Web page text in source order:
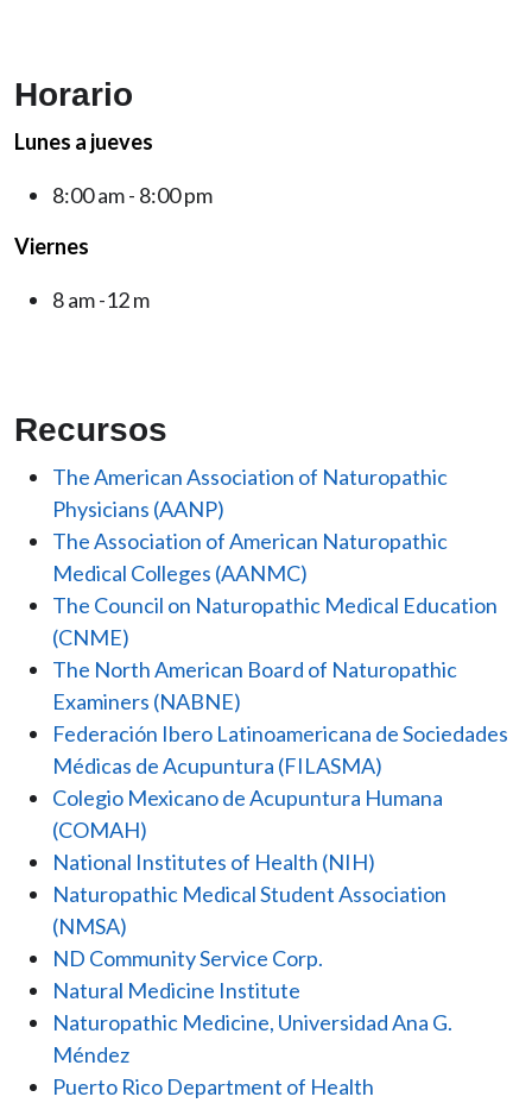
Horario
Lunes a jueves
8:00 am - 8:00 pm
Viernes
8 am -12 m
Recursos
The American Association of Naturopathic
Physicians (AANP)
The Association of American Naturopathic
Medical Colleges (AANMC)
The Council on Naturopathic Medical Education
(CNME)
The North American Board of Naturopathic
Examiners (NABNE)
Federación Ibero Latinoamericana de Sociedades
Médicas de Acupuntura (FILASMA)
Colegio Mexicano de Acupuntura Humana
(COMAH)
National Institutes of Health (NIH)
Naturopathic Medical Student Association
(NMSA)
ND Community Service Corp.
Natural Medicine Institute
Naturopathic Medicine, Universidad Ana G.
Méndez
Puerto Rico Department of Health